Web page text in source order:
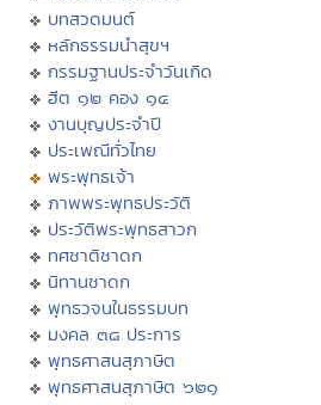
บทสวดมนต์
หลักธรรมนำสุขฯ
กรรมฐานประจำวันเกิด
ฮีต ๑๒ คอง ๑๔
งานบุญประจำปี
ประเพณีทั่วไทย
พระพุทธเจ้า
ภาพพระพุทธประวัติ
ประวัติพระพุทธสาวก
ทศชาติชาดก
นิทานชาดก
พุทธวจนในธรรมบท
มงคล ๓๘ ประการ
พุทธศาสนสุภาษิต
พุทธศาสนสุภาษิต ๖๒๑